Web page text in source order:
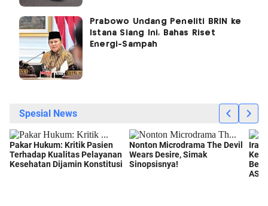
Prabowo Undang Peneliti BRIN ke
Istana Siang Ini, Bahas Riset
Energi-Sampah